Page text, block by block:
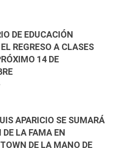
DE EDUCACIÓN
REGRESO A CLASES
14 DE
APARICIO SE SUMARÁ
LA FAMA EN
DE LA MANO DE